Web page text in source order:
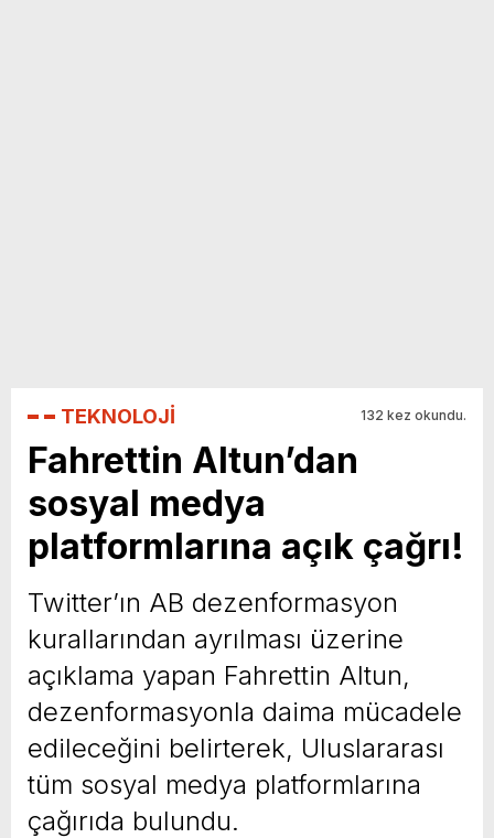
TEKNOLOJİ 132 kez okundu.
Fahrettin Altun’dan
sosyal medya
platformlarına açık çağrı!
Twitter’ın AB dezenformasyon
kurallarından ayrılması üzerine
açıklama yapan Fahrettin Altun,
dezenformasyonla daima mücadele
edileceğini belirterek, Uluslararası
tüm sosyal medya platformlarına
çağırıda bulundu.